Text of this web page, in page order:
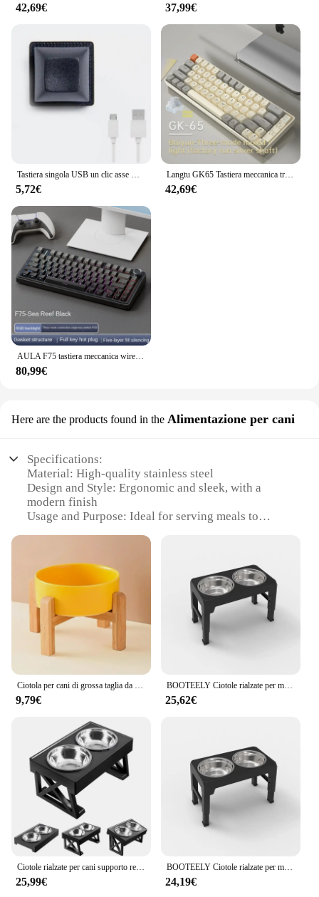
42,69€ 37,99€
5,72€
Langtu GK65 Tastiera meccanica tri-modale 65 tasti 65% Layout Asse dorato/Asse argento Struttura guarnizione luce hot-swap Ufficio e-sport
42,69€
80,99€
Here are the products found in the Alimentazione per cani
Specifications:
Material: High-quality stainless steel
Design and Style: Ergonomic and sleek, with a
modern finish
Usage and Purpose: Ideal for serving meals to
Typical Adaptive Scenario: Perfect for pet owners
Shape or Size or Weight or Quantity: Available in a
variety of sizes to suit different dog breeds and
meal portions
Performance and Property: Durable and easy to
clean, ensuring long-lasting use
Features:
|Vendors|
**Elevate Your Pet's Dining Experience**
to the perfect blend of functionality and style.
Designed with the modern pet owner in mind, this
wholesale-ready set of feeding bowls is not just
about feeding your furry friends; it's about
enhancing their dining experience. The sleek
stainless steel construction not only looks elegant
but also ensures durability and easy maintenance.
Whether you're a pet store looking to stock up on
quality feeding bowls or a pet owner seeking to
upgrade your dog's feeding setup, the asse cane set
is an excellent choice.
9,79€
BOOTEELY Ciotole rialzate per mangiatoia per cani Supporto rialzato regolabile con doppi ciotole per acqua alimentare in acciaio inossidabile Cani di taglia piccola, media e grande
25,62€
25,99€
BOOTEELY Ciotole rialzate per mangiatoia per cani Supporto rialzato regolabile con doppi ciotole per acqua alimentare in acciaio inossidabile Cani di taglia piccola, media e grande
24,19€